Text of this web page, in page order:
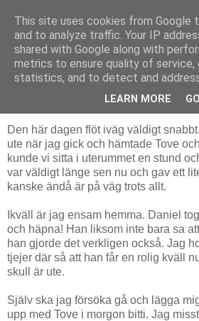
Livsdans
fredag 5 mars 2010
Slut på "arbetsveckan"
Den här dagen flöt iväg väldigt
ute när jag gick och hämtade Tove
kunde vi sitta i uterummet en stund
var väldigt länge sen nu och gav ett
kanske ändå är på väg trots allt.
Ikväll är jag ensam hemma. Daniel
och häpna! Han liksom inte bara sa
han gjorde det verkligen också. Jag
tjejer där så att han får en rolig kväll
skull är ute.
Själv ska jag försöka gå och lägga
upp med Tove i morgon bitti. Jag
This site uses cookies from Google
and to analyze traffic. Your IP
shared with Google along with
metrics to ensure quality of service,
statistics, and to detect and
LEARN MORE